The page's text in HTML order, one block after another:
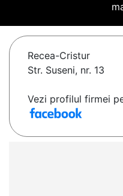
Recea-Cristur
Str. Suseni, nr. 13
Vezi profilul firmei